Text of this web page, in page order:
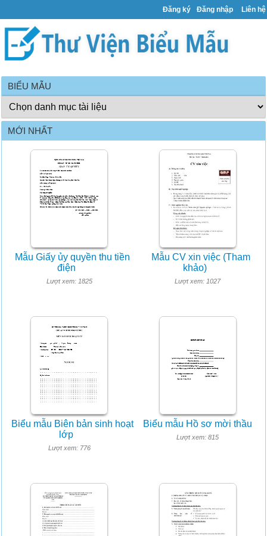
Đăng ký Đăng nhập Liên hệ
BIỂU MẪU
MỚI NHẤT
Mẫu Giấy ủy quyền thu tiền
điện
Lượt xem: 1825
Mẫu CV xin việc (Tham
khảo)
Lượt xem: 1027
Biểu mẫu Biên bản sinh hoạt
lớp
Lượt xem: 776
Biểu mẫu Hồ sơ mời thầu
Lượt xem: 815